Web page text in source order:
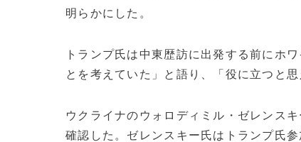
明らかにした。
トランプ氏は中東歴訪に出発する前にホ
とを考えていた」と語り、「役に立つと
ウクライナのウォロディミル・ゼレンス
確認した。ゼレンスキー氏はトランプ氏